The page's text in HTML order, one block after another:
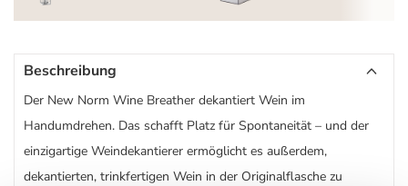
Beschreibung
Der New Norm Wine Breather dekantiert Wein im
Handumdrehen. Das schafft Platz für Spontaneität – und der
einzigartige Weindekantierer ermöglicht es außerdem,
dekantierten, trinkfertigen Wein in der Originalflasche zu